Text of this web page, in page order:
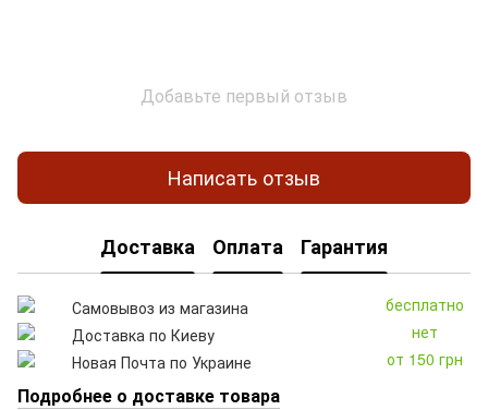
Добавьте первый отзыв
Написать отзыв
Доставка Оплата Гарантия
Самовывоз из магазина
бесплатно
Доставка по Киеву
нет
Новая Почта по Украине
от 150 грн
Подробнее о доставке товара